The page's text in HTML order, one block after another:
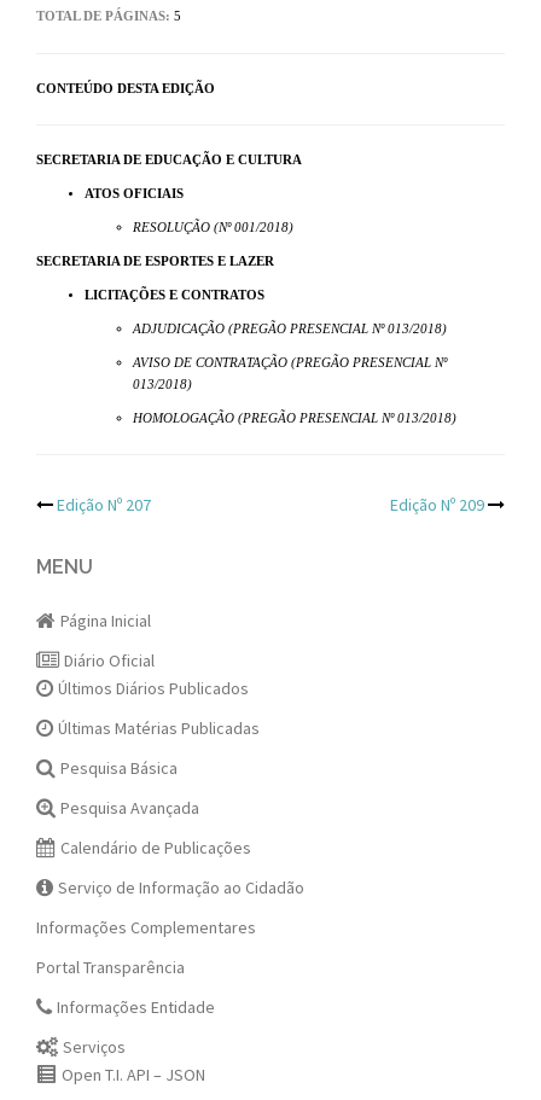
TOTAL DE PÁGINAS: 5
CONTEÚDO DESTA EDIÇÃO
SECRETARIA DE EDUCAÇÃO E CULTURA
ATOS OFICIAIS
RESOLUÇÃO (Nº 001/2018)
SECRETARIA DE ESPORTES E LAZER
LICITAÇÕES E CONTRATOS
ADJUDICAÇÃO (PREGÃO PRESENCIAL Nº 013/2018)
AVISO DE CONTRATAÇÃO (PREGÃO PRESENCIAL Nº
013/2018)
HOMOLOGAÇÃO (PREGÃO PRESENCIAL Nº 013/2018)
Post
navigation
Edição Nº 207 Edição Nº 209
MENU
Página Inicial
Diário Oficial
Últimos Diários Publicados
Últimas Matérias Publicadas
Pesquisa Básica
Pesquisa Avançada
Calendário de Publicações
Serviço de Informação ao Cidadão
Informações Complementares
Portal Transparência
Informações Entidade
Serviços
Open T.I. API – JSON